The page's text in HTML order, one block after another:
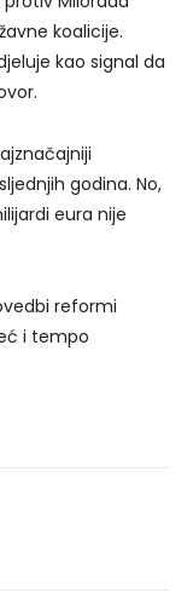
koalicije.
kao signal da
godina. No,
eura nije
reformi
i tempo